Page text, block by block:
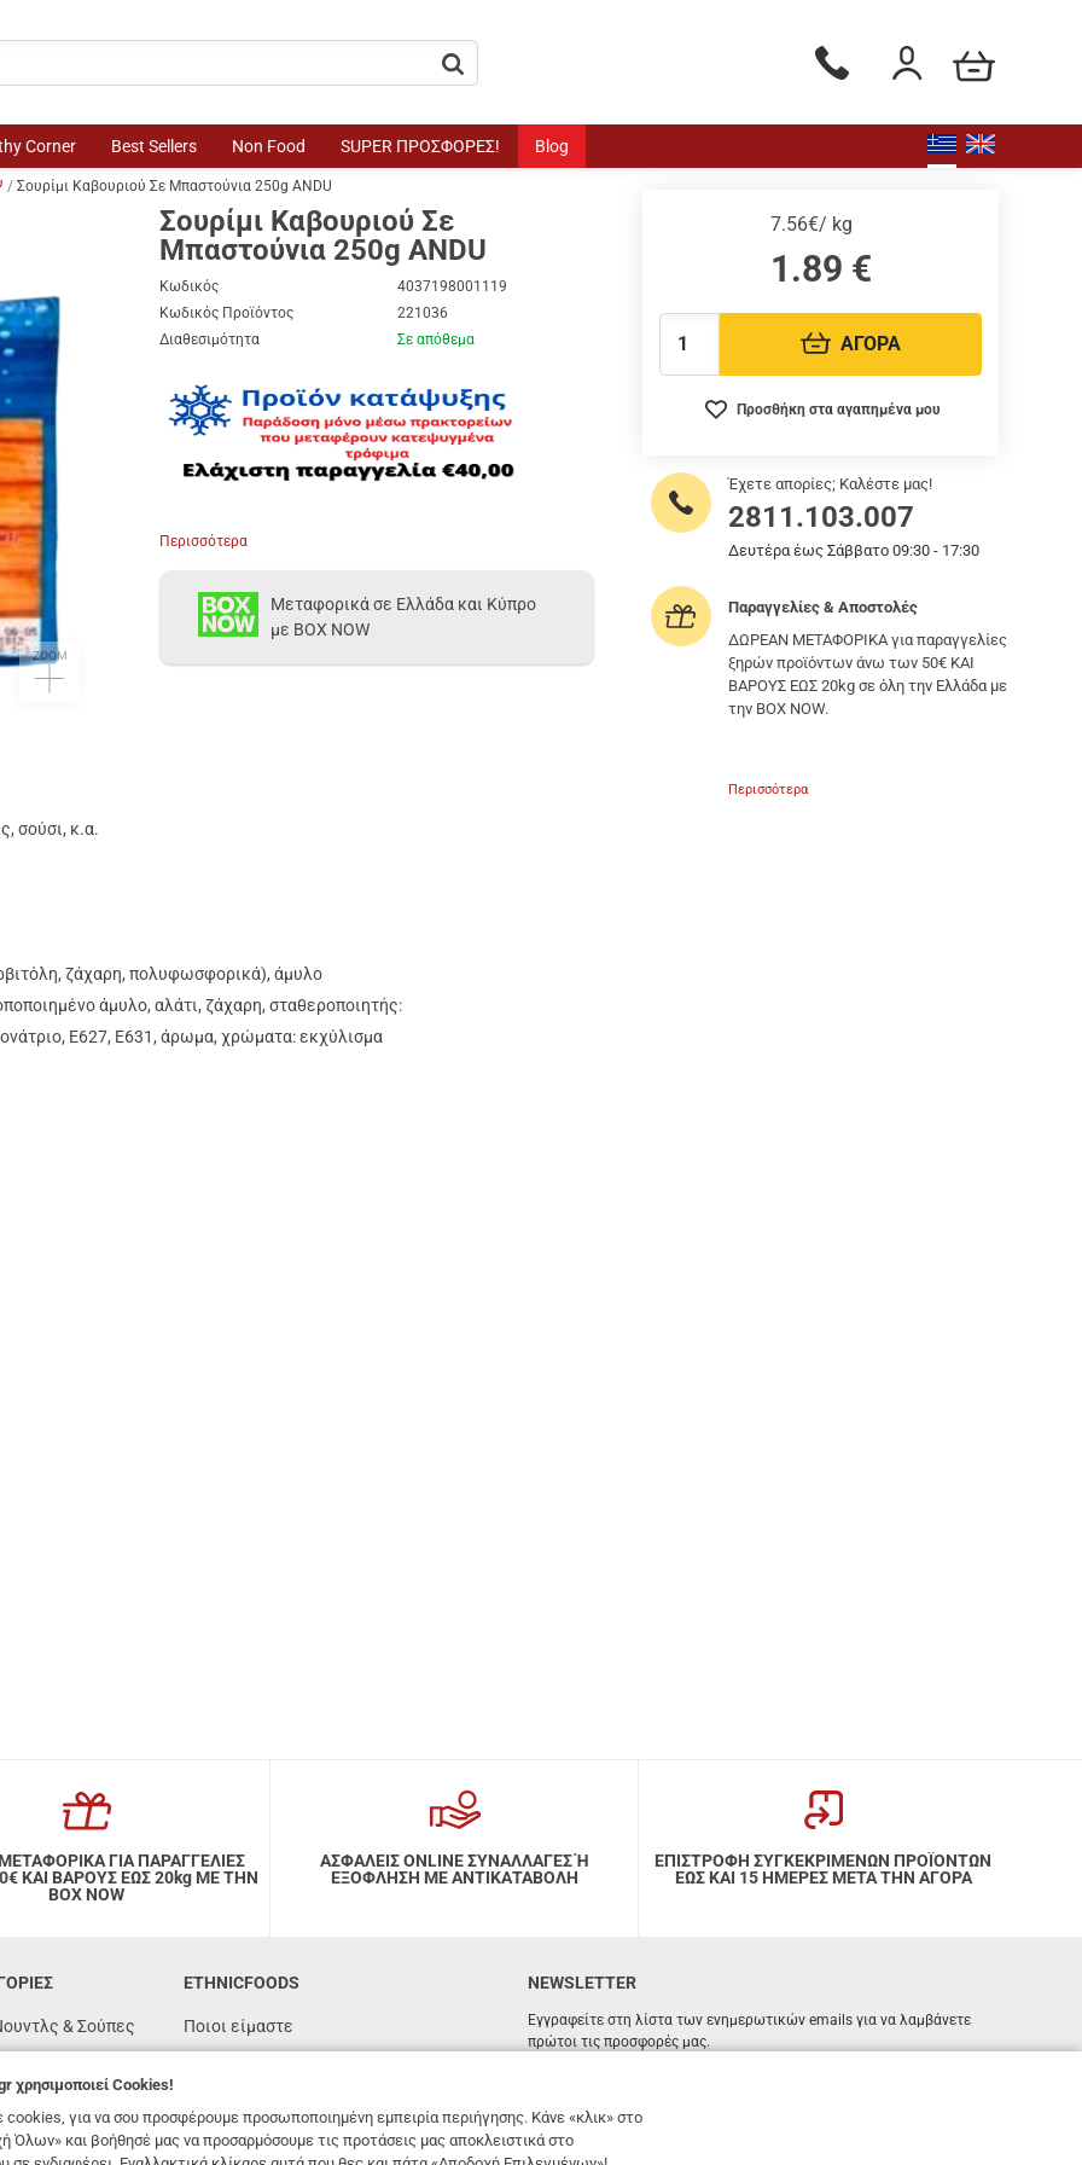
button.search Τηλεφωνικές παραγγελίες
Είσοδος / Εγγραφή
Το καλάθι μου
Corner Best Sellers Non Food SUPER ΠΡΟΣΦΟΡΕΣ! Blog
Σουρίμι Καβουριού Σε Μπαστούνια 250g ANDU
ZOOM
Σουρίμι Καβουριού Σε
Μπαστούνια 250g ANDU
Κωδικός
4037198001119
Κωδικός Προϊόντος
221036
Διαθεσιμότητα
Σε απόθεμα
Περισσότερα
7.56€/ kg
1.89 €
Ποσότητα: ΑΓΟΡΑ
Προσθήκη στα αγαπημένα μου
Μεταφορικά σε Ελλάδα και Κύπρο
με BOX NOW
σούσι, κ.α.
ζάχαρη, πολυφωσφορικά), άμυλο
άμυλο, αλάτι, ζάχαρη, σταθεροποιητής:
Ε627, Ε631, άρωμα, χρώματα: εκχύλισμα
Έχετε απορίες; Καλέστε μας!
2811.103.007
Δευτέρα έως Σάββατο 09:30 - 17:30
Παραγγελίες & Αποστολές
ΔΩΡΕΑΝ ΜΕΤΑΦΟΡΙΚΑ για παραγγελίες
ξηρών προϊόντων άνω των 50€ ΚΑΙ
ΒΑΡΟΥΣ ΕΩΣ 20kg σε όλη την Ελλάδα με
την BOX NOW.
Περισσότερα
ΓΙΑ ΠΑΡΑΓΓΕΛΙΕΣ
ΒΑΡΟΥΣ ΕΩΣ 20kg ΜΕ ΤΗΝ
BOX NOW
ΑΣΦΑΛΕΙΣ ONLINE ΣΥΝΑΛΛΑΓΕΣ Ή
ΕΞΟΦΛΗΣΗ ΜΕ ΑΝΤΙΚΑΤΑΒΟΛΗ
ΕΠΙΣΤΡΟΦΗ ΣΥΓΚΕΚΡΙΜΕΝΩΝ ΠΡΟΪΟΝΤΩΝ
ΕΩΣ ΚΑΙ 15 ΗΜΕΡΕΣ ΜΕΤΑ ΤΗΝ ΑΓΟΡΑ
& Σούπες
ETHNICFOODS
Ποιοι είμαστε
Όροι χρήσης
NEWSLETTER
Εγγραφείτε στη λίστα των ενημερωτικών emails για να λαμβάνετε
πρώτοι τις προσφορές μας.
Email
Έχω διαβάσει κι αποδέχομαι τους
χρησιμοποιεί Cookies!
cookies, για να σου προσφέρουμε προσωποποιημένη εμπειρία περιήγησης. Κάνε «κλικ» στο
Όλων» και βοήθησέ μας να προσαρμόσουμε τις προτάσεις μας αποκλειστικά στο